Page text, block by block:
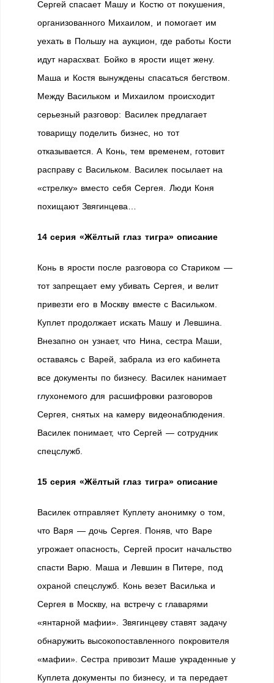
Сергей спасает Машу и Костю от покушения,
организованного Михаилом, и помогает им
уехать в Польшу на аукцион, где работы Кости
идут нарасхват. Бойко в ярости ищет жену.
Маша и Костя вынуждены спасаться бегством.
Между Васильком и Михаилом происходит
серьезный разговор: Василек предлагает
товарищу поделить бизнес, но тот
отказывается. А Конь, тем временем, готовит
расправу с Васильком. Василек посылает на
«стрелку» вместо себя Сергея. Люди Коня
похищают Звягинцева…
14 серия «Жёлтый глаз тигра» описание
Конь в ярости после разговора со Стариком —
тот запрещает ему убивать Сергея, и велит
привезти его в Москву вместе с Васильком.
Куплет продолжает искать Машу и Левшина.
Внезапно он узнает, что Нина, сестра Маши,
оставаясь с Варей, забрала из его кабинета
все документы по бизнесу. Василек нанимает
глухонемого для расшифровки разговоров
Сергея, снятых на камеру видеонаблюдения.
Василек понимает, что Сергей — сотрудник
спецслужб.
15 серия «Жёлтый глаз тигра» описание
Василек отправляет Куплету анонимку о том,
что Варя — дочь Сергея. Поняв, что Варе
угрожает опасность, Сергей просит начальство
спасти Варю. Маша и Левшин в Питере, под
охраной спецслужб. Конь везет Василька и
Сергея в Москву, на встречу с главарями
«янтарной мафии». Звягинцеву ставят задачу
обнаружить высокопоставленного покровителя
«мафии». Сестра привозит Маше украденные у
Куплета документы по бизнесу, и та передает